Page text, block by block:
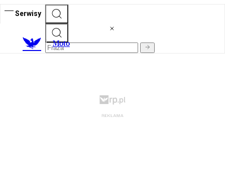
Serwisy
Moto